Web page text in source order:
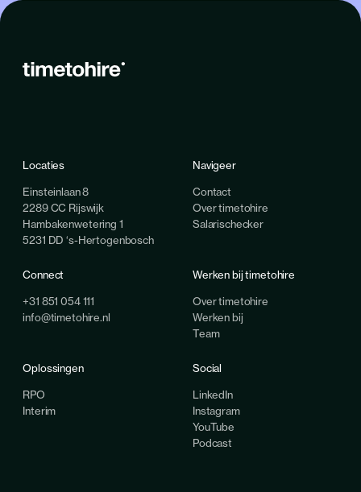
Locaties
Einsteinlaan 8
2289 CC Rijswijk
Hambakenwetering 1
5231 DD ‘s-Hertogenbosch
Navigeer
Contact
Over timetohire
Salarischecker
Connect
+31 851 054 111
info@timetohire.nl
Werken bij timetohire
Over timetohire
Werken bij
Team
Oplossingen
RPO
Interim
Social
LinkedIn
Instagram
YouTube
Podcast